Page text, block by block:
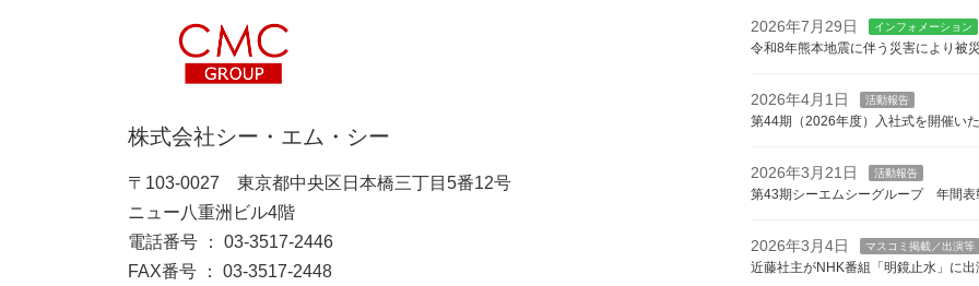
株式会社シー・エム・シー
〒103-0027 東京都中央区日本橋三丁目5番12号
ニュー八重洲ビル4階
電話番号 ： 03-3517-2446
FAX番号 ： 03-3517-2448
2026年7月29日 インフォメーション
令和8年熊本地震に伴う災害により被
2026年4月1日 活動報告
第44期（2026年度）入社式を開催い
2026年3月21日 活動報告
第43期シーエムシーグループ 年間表
2026年3月4日 マスコミ掲載／出演等
近藤社主がNHK番組「明鏡止水」に